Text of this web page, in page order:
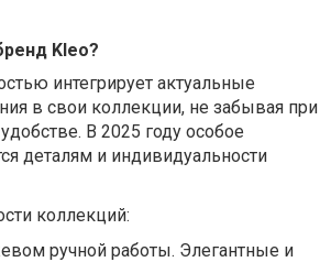
Kleo?
интегрирует актуальные
в свои коллекции, не забывая при
В 2025 году особое
деталям и индивидуальности
коллекций:
ручной работы. Элегантные и